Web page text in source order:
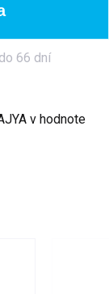
v hodnote
66 dní